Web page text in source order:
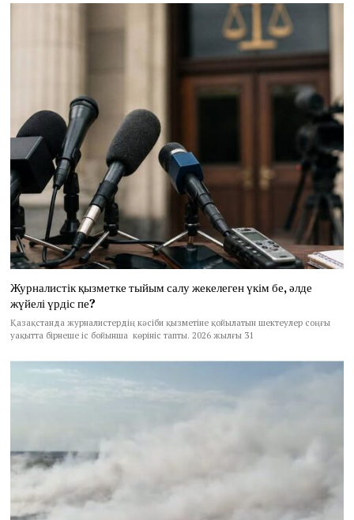
Журналистік қызметке тыйым салу жекелеген үкім бе, әлде
жүйелі үрдіс пе?
Қазақстанда журналистердің кәсіби қызметіне қойылатын шектеулер соңғы
уақытта бірнеше іс бойынша көрініс тапты. 2026 жылғы 31